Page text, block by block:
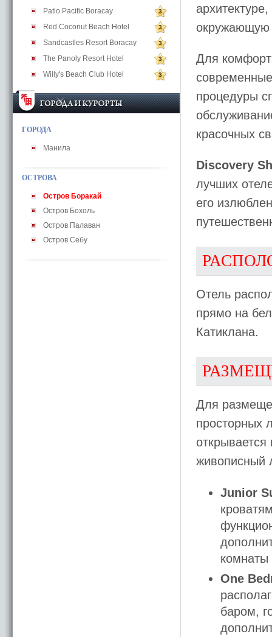
Patio Pacific Boracay 3
Red Coconut Beach Hotel 3
Sandcastles Resort Boracay 3
The Panoly Resort Hotel 3
Willy's Beach Club Hotel 3
ГОРОДА
Манила
ОСТРОВА
Остров Боракай
Остров Бохоль
Остров Палаван
Остров Себу
окружающую
Для
процедуры
красочных
Discovery
лучших
его
Отель
прямо на
Катиклана.
Для
просторных
живописный
Junior
комнаты
One
баром,